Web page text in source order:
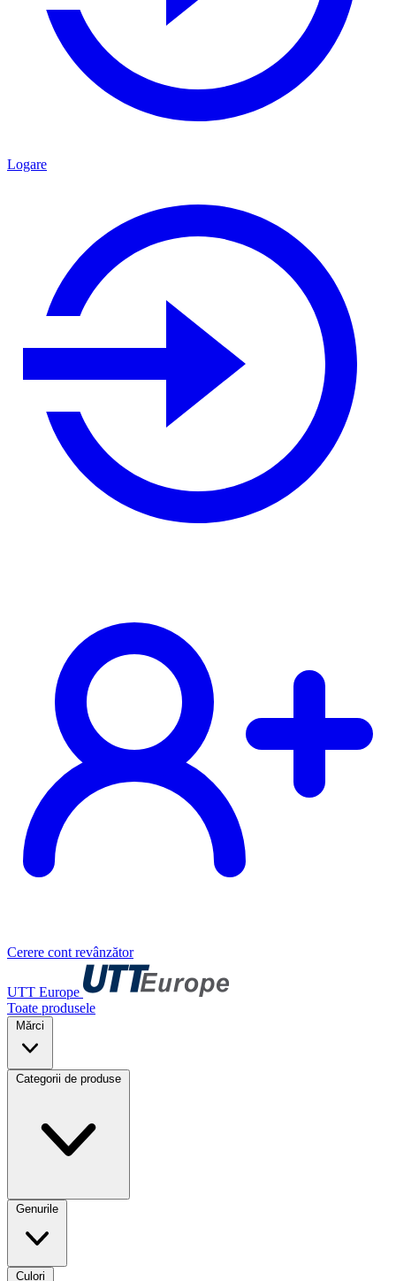
Logare
Cerere cont revânzător
UTT Europe
Toate produsele
Mărci
Categorii de produse
Genurile
Culori